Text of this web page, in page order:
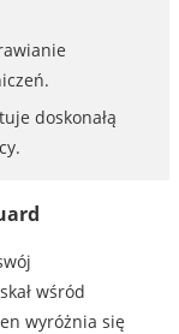
doskonałą
wśród
wyróżnia się